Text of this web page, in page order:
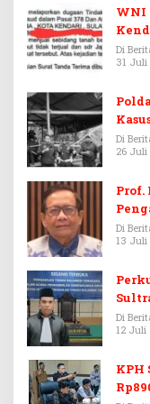
WNI
Di
31 Juli
Di
26 Juli
Prof.
Di
13 Juli
Di
12 Juli
KPH